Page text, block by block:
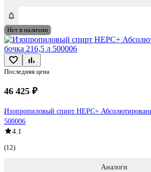
Нет в наличии
Последняя цена
46 425 ₽
Изопропиловый спирт НЕРС+
500006
4.1
(12)
Аналоги